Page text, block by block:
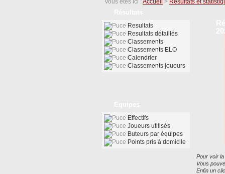
Vous êtes ici : Accueil > Résultats et
Pour voir
Vous
Enfin un
Resultats
Resultats détaillés
Classements
Classements ELO
Calendrier
Classements joueurs
Effectifs
Joueurs utilisés
Buteurs par équipes
Points pris à domicile